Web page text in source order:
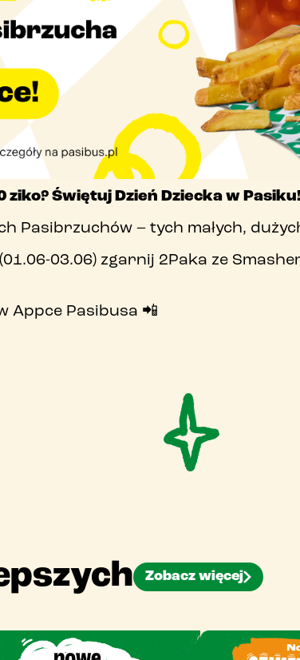
o nas
praca
kontakt
Pobierz PasiAppkę!
ziko? Świętuj Dzień Dziecka w
Pasibrzuchów – tych małych,
03.06) zgarnij 2Paka ze
Appce Pasibusa 📲
Zobacz więcej